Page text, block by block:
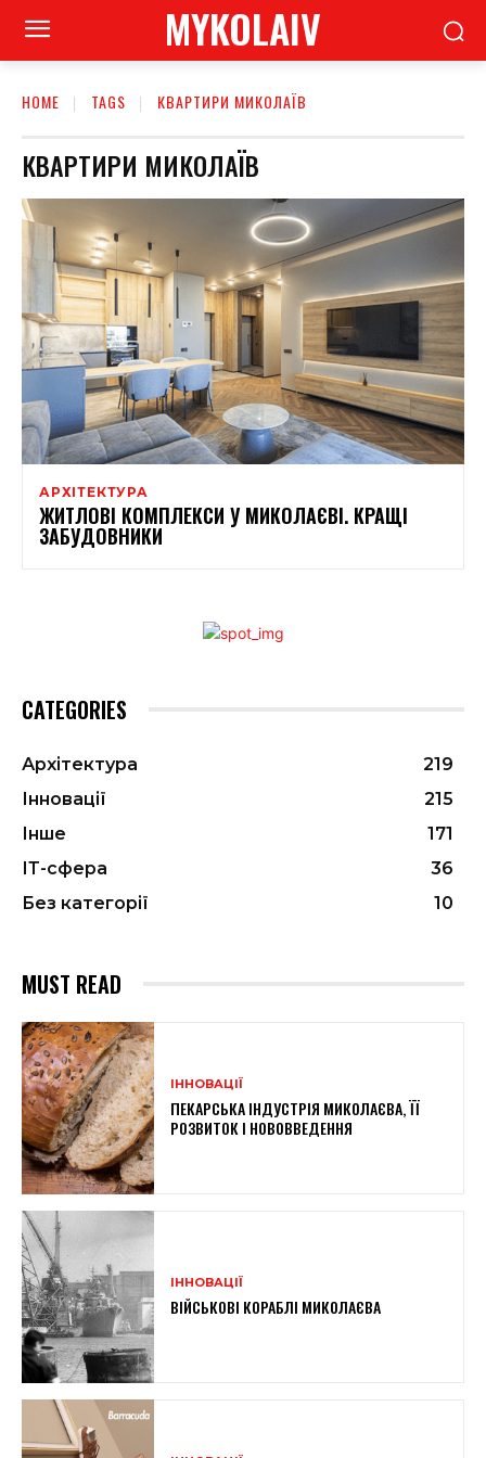
MYKOLAIV
HOME TAGS КВАРТИРИ МИКОЛАЇВ
КВАРТИРИ МИКОЛАЇВ
АРХІТЕКТУРА
ЖИТЛОВІ КОМПЛЕКСИ У МИКОЛАЄВІ. КРАЩІ
ЗАБУДОВНИКИ
CATEGORIES
Архітектура
219
Інновації
215
Інше
171
ІТ-сфера
36
Без категорії
10
MUST READ
ІННОВАЦІЇ
ПЕКАРСЬКА ІНДУСТРІЯ МИКОЛАЄВА, ЇЇ
РОЗВИТОК І НОВОВВЕДЕННЯ
ІННОВАЦІЇ
ВІЙСЬКОВІ КОРАБЛІ МИКОЛАЄВА